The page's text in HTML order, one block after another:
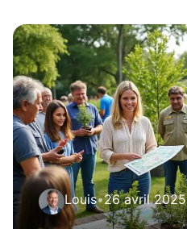
Louis•26 avril 2025